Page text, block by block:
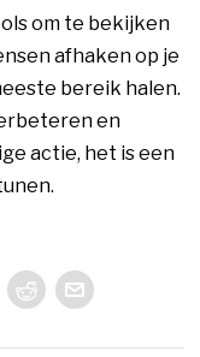
om te bekijken
afhaken op je
bereik halen.
en
actie, het is een